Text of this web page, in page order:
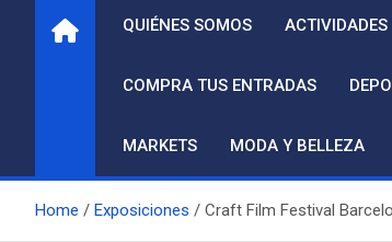
QUIÉNES SOMOS ACTIVIDADES
COMPRA TUS ENTRADAS
MARKETS MODA Y BELLEZA
Home Exposiciones Craft Film Festival